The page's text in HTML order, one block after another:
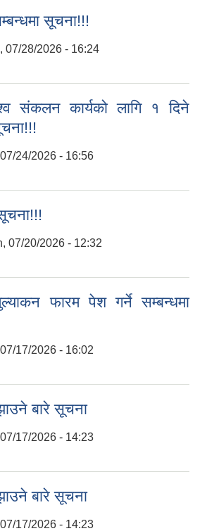
सूचना!!!
07/28/2026 - 16:24
संकलन कार्यको लागि १ दिने
24/2026 - 16:56
07/20/2026 - 12:32
फारम पेश गर्ने सम्बन्धमा
17/2026 - 16:02
बारे सूचना
17/2026 - 14:23
बारे सूचना
17/2026 - 14:23